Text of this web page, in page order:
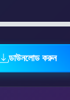
ডাউনলোড করুন